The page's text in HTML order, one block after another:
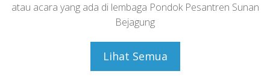
atau acara yang ada di lembaga Pondok Pesantren Sunan
Bejagung
Lihat Semua